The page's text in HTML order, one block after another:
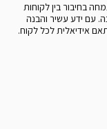
בחיבור בין לקוחות
ידע עשיר והבנה
אידיאלית לכל לקוח.